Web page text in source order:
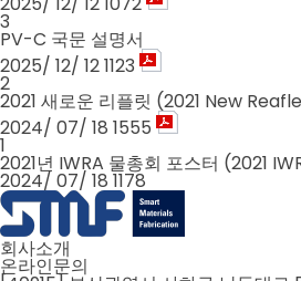
3
PV-C 국문 설명서
2025/ 12/ 121123
2
2021 새로운 리플릿 (2021 New
2024/ 07/ 18 1555
1
2021년 IWRA 물총회 포스터 (2021
2024/ 07/ 18 1178
회사소개
온라인문의